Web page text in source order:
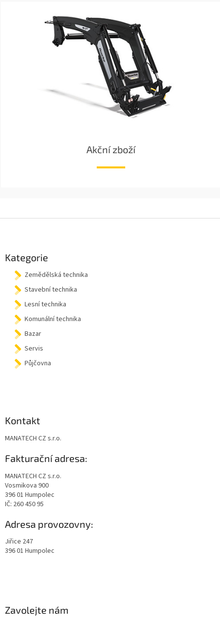
Akční zboží
Kategorie
Zemědělská technika
Stavební technika
Lesní technika
Komunální technika
Bazar
Servis
Půjčovna
Kontakt
MANATECH CZ s.r.o.
Fakturační adresa:
MANATECH CZ s.r.o.
Vosmikova 900
396 01 Humpolec
IČ: 260 450 95
Adresa provozovny:
Jiřice 247
396 01 Humpolec
Zavolejte nám